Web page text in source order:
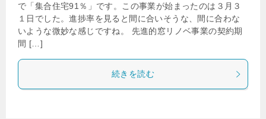
で「集合住宅91％」です。この事業が始まったのは３月３
１日でした。進捗率を見ると間に合いそうな、間に合わな
いような微妙な感じですね。 先進的窓リノベ事業の契約期
間 […]
続きを読む